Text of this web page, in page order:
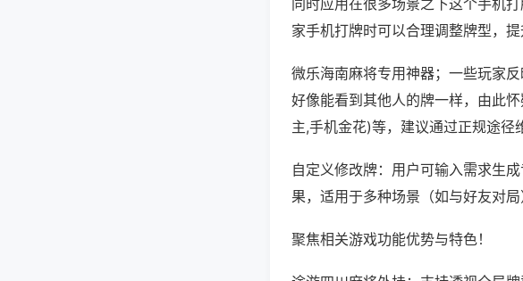
家手机打牌时可以合理调整牌型，
微乐海南麻将专用神器；一些玩家
好像能看到其他人的牌一样，由此
主,手机金花)等，建议通过正规途径
自定义修改牌：用户可输入需求生
果，适用于多种场景（如与好友对
聚焦相关游戏功能优势与特色！